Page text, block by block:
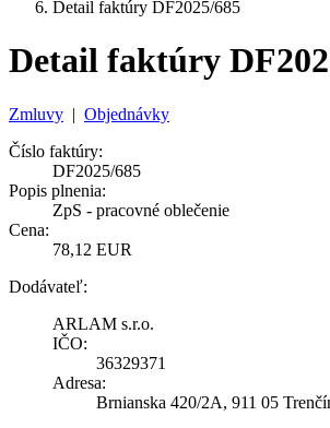
Detail faktúry DF2025/685
Detail faktúry
Zmluvy | Objednávky
Číslo faktúry:
DF2025/685
Popis plnenia:
ZpS - pracovné oblečenie
Cena:
78,12 EUR
Dodávateľ:
ARLAM s.r.o.
IČO:
36329371
Adresa:
Brnianska 420/2A, 911 05